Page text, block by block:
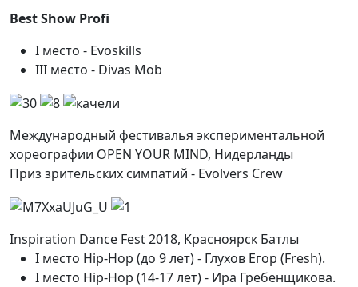
Best Show Profi
I место - Evoskills
III место - Divas Mob
Международный фестивалья экспериментальной
хореографии OPEN YOUR MIND, Нидерланды
Приз зрительских симпатий - Evolvers Crew
Inspiration Dance Fest 2018, Красноярск Батлы
I место Hip-Hop (до 9 лет) - Глухов Егор (Fresh).
I место Hip-Hop (14-17 лет) - Ира Гребенщикова.